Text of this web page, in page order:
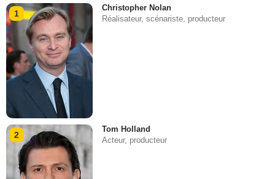
1
Christopher Nolan
Réalisateur, scénariste, producteur
2
Tom Holland
Acteur, producteur